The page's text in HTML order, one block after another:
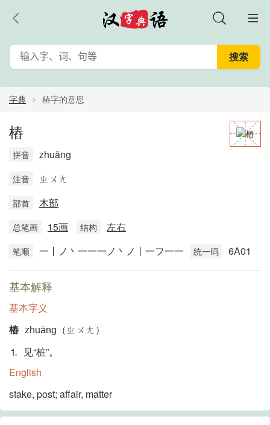
字典 樁字的意思
樁
拼音 zhuāng
注音 ㄓㄨㄤ
部首 木部
总笔画 15画 结构 左右
笔顺 一丨ノ丶一一一ノ丶ノ丨一フ一一 统一码 6A01
基本解释
基本字义
樁
zhuāng（ㄓㄨㄤ）
⒈ 见“桩”。
English
stake, post; affair, matter